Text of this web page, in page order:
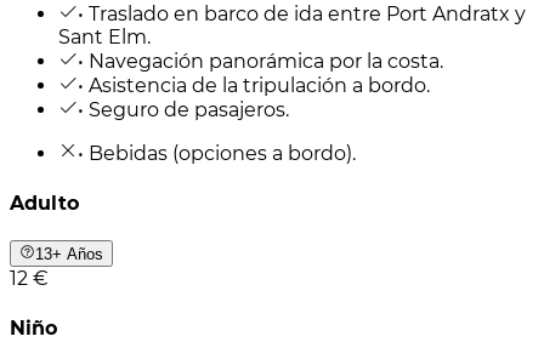
• Traslado en barco de ida entre Port Andratx y
Sant Elm.
• Navegación panorámica por la costa.
• Asistencia de la tripulación a bordo.
• Seguro de pasajeros.
• Bebidas (opciones a bordo).
Adulto
13+ Años
12 €
Niño